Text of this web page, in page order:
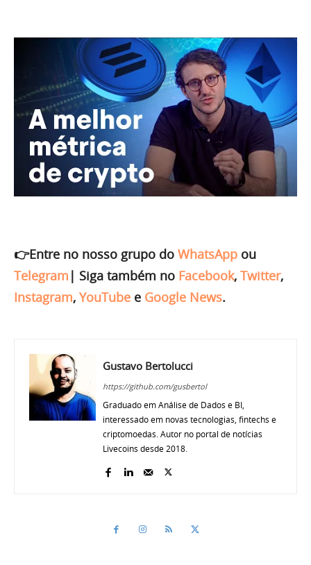
👉Entre no nosso grupo do WhatsApp ou
Telegram | Siga também no Facebook, Twitter,
Instagram, YouTube e Google News.
Gustavo Bertolucci
https://github.com/gusbertol
Graduado em Análise de Dados e BI,
interessado em novas tecnologias, fintechs e
criptomoedas. Autor no portal de notícias
Livecoins desde 2018.